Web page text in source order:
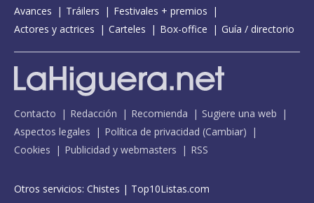
Avances
Tráilers
Festivales + premios
Actores y actrices
Carteles Box-office Guía / directorio
Contacto Redacción Recomienda
Sugiere una web
Aspectos legales
Política de privacidad (Cambiar)
Cookies
Publicidad y webmasters RSS
Otros servicios: Chistes | Top10Listas.com